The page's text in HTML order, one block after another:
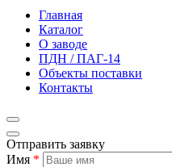
Главная
Каталог
О заводе
ПДН / ПАГ-14
Объекты поставки
Контакты
Отправить заявку
Имя *